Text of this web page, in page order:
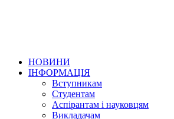
НОВИНИ
ІНФОРМАЦІЯ
Вступникам
Студентам
Аспірантам і науковцям
Викладачам